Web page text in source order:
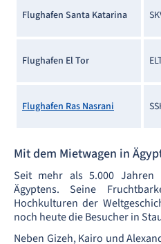
Flughafen Santa Katarina
Flughafen El Tor
Flughafen Ras Nasrani
Mit dem Mietwagen in
Seit mehr als 5.000
Ägyptens. Seine
Hochkulturen der
noch heute die Besucher in
Neben Gizeh, Kairo und